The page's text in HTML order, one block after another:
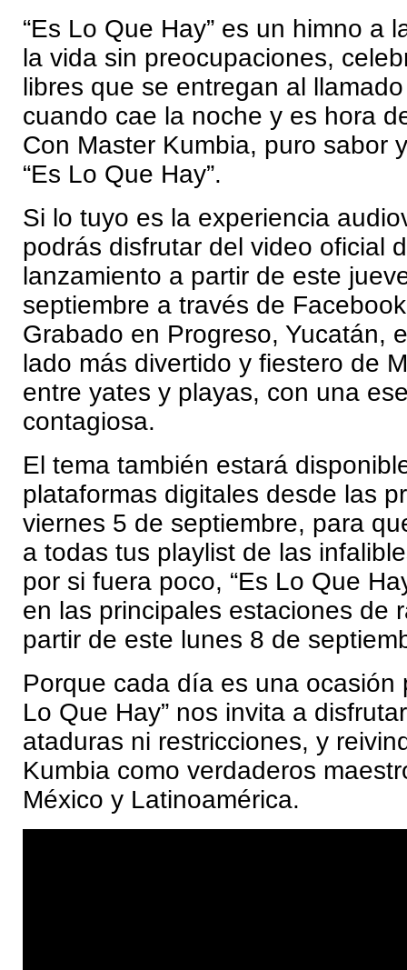
“Es Lo Que Hay” es un himno a
la vida sin preocupaciones,
libres que se entregan al
cuando cae la noche y es hora
Con Master Kumbia, puro sabor
“Es Lo Que Hay”.
Si lo tuyo es la experiencia
podrás disfrutar del video oficial
lanzamiento a partir de este
septiembre a través de
Grabado en Progreso, Yucatán,
lado más divertido y fiestero de
entre yates y playas, con una
contagiosa.
El tema también estará
plataformas digitales desde las
viernes 5 de septiembre, para
a todas tus playlist de las
por si fuera poco, “Es Lo Que
en las principales estaciones de
partir de este lunes 8 de
Porque cada día es una ocasión
Lo Que Hay” nos invita a
ataduras ni restricciones, y
Kumbia como verdaderos
México y Latinoamérica.